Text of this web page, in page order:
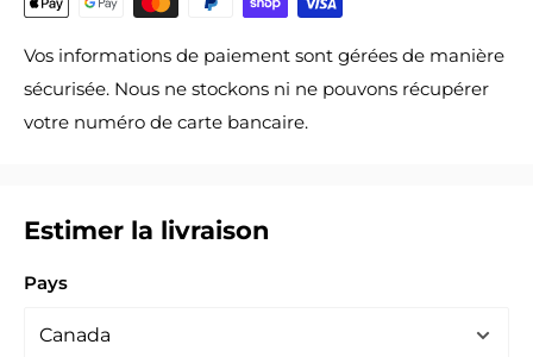
Vos informations de paiement sont gérées de manière
sécurisée. Nous ne stockons ni ne pouvons récupérer
votre numéro de carte bancaire.
Estimer la livraison
Pays